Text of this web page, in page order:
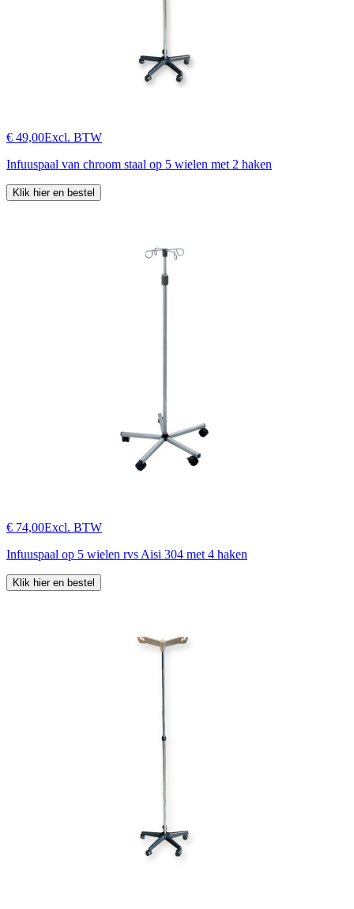
€ 49,00Excl. BTW
Infuuspaal van chroom staal op 5 wielen met 2 haken
Klik hier en bestel
€ 74,00Excl. BTW
Infuuspaal op 5 wielen rvs Aisi 304 met 4 haken
Klik hier en bestel